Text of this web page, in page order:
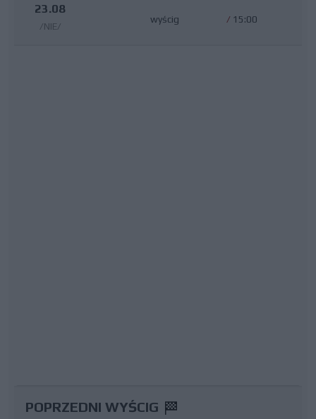
23.08
/NIE/
wyścig / 15:00
POPRZEDNI WYŚCIG